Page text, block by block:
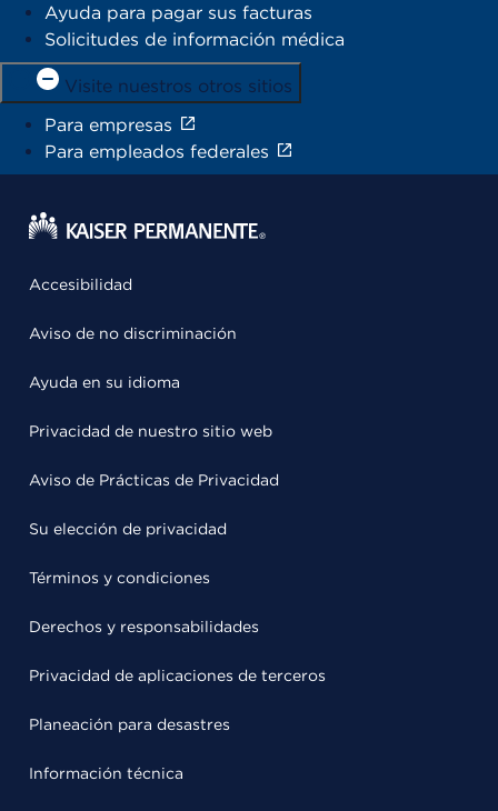
Ayuda para pagar sus facturas
Solicitudes de información médica
Visite nuestros otros sitios
Para empresas
Para empleados federales
Accesibilidad
Aviso de no discriminación
Ayuda en su idioma
Privacidad de nuestro sitio web
Aviso de Prácticas de Privacidad
Su elección de privacidad
Términos y condiciones
Derechos y responsabilidades
Privacidad de aplicaciones de terceros
Planeación para desastres
Información técnica